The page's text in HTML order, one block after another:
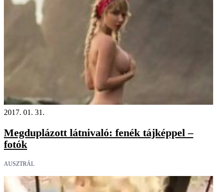
2017. 01. 31.
Megduplázott látnivaló: fenék tájképpel –
fotók
AUSZTRÁL